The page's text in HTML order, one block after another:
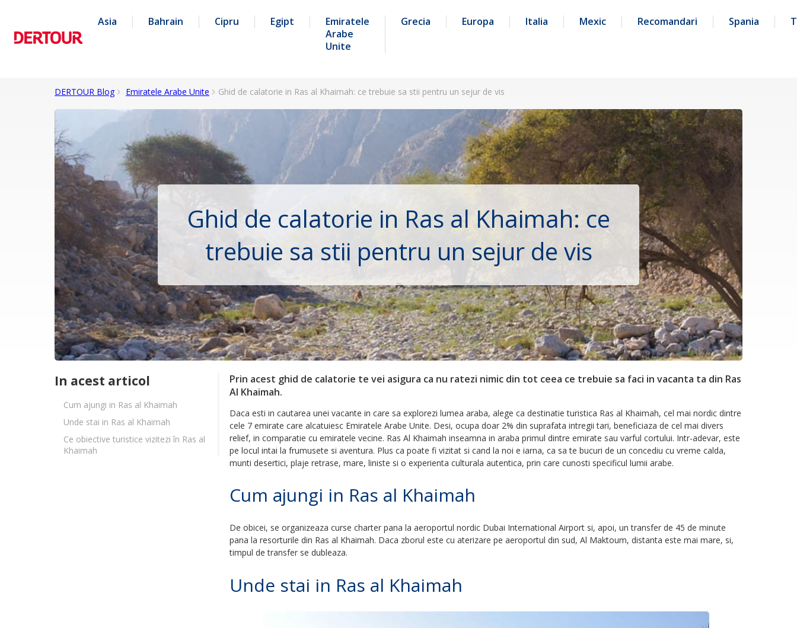
Asia Bahrain Cipru Egipt
Emiratele
Arabe
Unite
Grecia Europa Italia Mexic Recomandari Spania
DERTOUR Blog Emiratele Arabe Unite Ghid de calatorie in Ras al Khaimah: ce trebuie sa stii pentru un sejur de vis
Ghid de calatorie in Ras al Khaimah: ce
trebuie sa stii pentru un sejur de vis
In acest articol
Cum ajungi in Ras al Khaimah
Unde stai in Ras al Khaimah
Ce obiective turistice vizitezi în Ras al
Khaimah
Prin acest ghid de calatorie te vei asigura ca nu ratezi nimic din tot ceea ce trebuie sa faci in vacanta ta din Ras
Al Khaimah.
Daca esti in cautarea unei vacante in care sa explorezi lumea araba, alege ca destinatie turistica Ras al Khaimah, cel mai nordic dintre
cele 7 emirate care alcatuiesc Emiratele Arabe Unite. Desi, ocupa doar 2% din suprafata intregii tari, beneficiaza de cel mai divers
relief, in comparatie cu emiratele vecine. Ras Al Khaimah inseamna in araba primul dintre emirate sau varful cortului. Intr-adevar, este
pe locul intai la frumusete si aventura. Plus ca poate fi vizitat si cand la noi e iarna, ca sa te bucuri de un concediu cu vreme calda,
munti desertici, plaje retrase, mare, liniste si o experienta culturala autentica, prin care cunosti specificul lumii arabe.
Cum ajungi in Ras al Khaimah
De obicei, se organizeaza curse charter pana la aeroportul nordic Dubai International Airport si, apoi, un transfer de 45 de minute
pana la resorturile din Ras al Khaimah. Daca zborul este cu aterizare pe aeroportul din sud, Al Maktoum, distanta este mai mare, si,
timpul de transfer se dubleaza.
Unde stai in Ras al Khaimah